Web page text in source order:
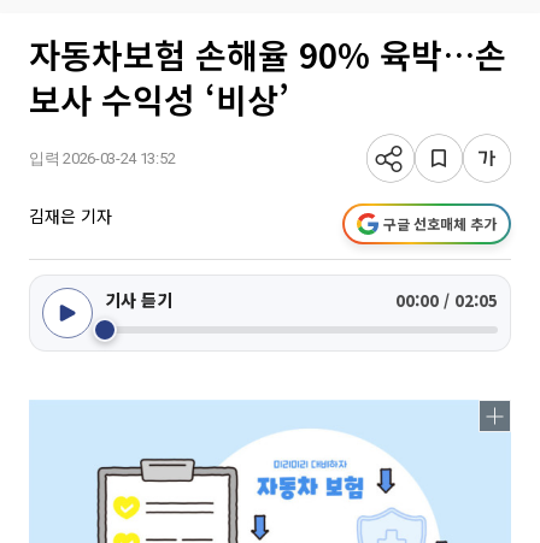
자동차보험 손해율 90% 육박…손
보사 수익성 ‘비상’
입력 2026-03-24 13:52
김재은 기자 구글 선호매체 추가
기사 듣기 00:00 / 02:05